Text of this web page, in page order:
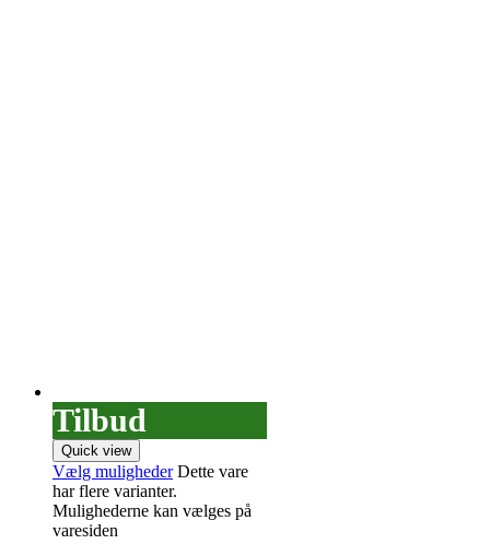
Tilbud
Quick view
Vælg muligheder Dette vare
har flere varianter.
Mulighederne kan vælges på
varesiden